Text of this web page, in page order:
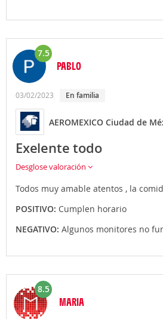
7.5
PABLO
03/02/2023 en familia
AEROMEXICO Ciudad de
Exelente todo
Desglose valoración
Todos muy amable atentos , la
POSITIVO: Cumplen horario
NEGATIVO: Algunos monitores no
8.5
MARIA